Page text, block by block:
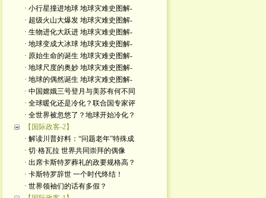
· 小行星撞进地球 地球灾难史图解-
· 超级火山大爆发 地球灾难史图解-
· 生物进化大跃进 地球灾难史图解-
· 地球变成大冰球 地球灾难史图解-
· 原始生命的诞生 地球灾难史图解-
· 地球尺度的奥妙 地球灾难史图解-
· 地球的偶然诞生 地球灾难史图解-
· 中国嫦娥三号登月与美苏有何不同
· 全球暖化还是冷化？联合国专家评
· 全世界被忽悠了？地球开始冷化？
【国际政客-2】
· 解读川普好料：“问题老年”特殊成
· 切·格瓦拉 世界共同崇拜的偶像
· 出席卡斯特罗葬礼的政要规格高？
· 卡斯特罗辞世 一个时代终结！
· 世界领袖们的话有多假？